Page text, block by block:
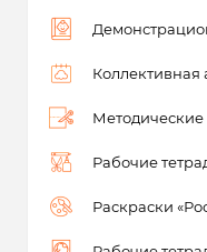
Коллективная
Рабочие
Раскраски